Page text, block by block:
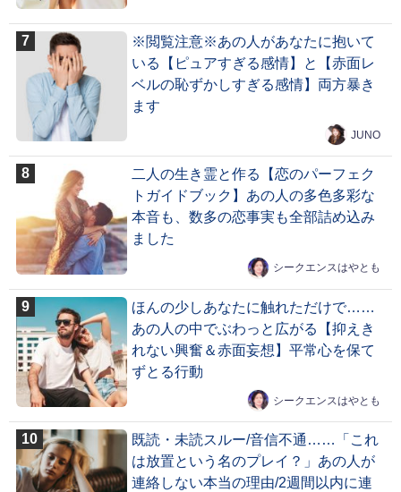
※閲覧注意※あの人があなたに抱いて
いる【ピュアすぎる感情】と【赤面レ
ベルの恥ずかしすぎる感情】両方暴き
ます
JUNO
二人の生き霊と作る【恋のパーフェク
トガイドブック】あの人の多色多彩な
本音も、数多の恋事実も全部詰め込み
ました
シークエンスはやとも
ほんの少しあなたに触れただけで……
あの人の中でぶわっと広がる【抑えき
れない興奮＆赤面妄想】平常心を保て
ずとる行動
シークエンスはやとも
既読・未読スルー/音信不通……「これ
は放置という名のプレイ？」あの人が
連絡しない本当の理由/2週間以内に連